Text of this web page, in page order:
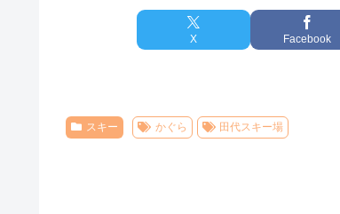
X Facebook
スキー かぐら 田代スキー場